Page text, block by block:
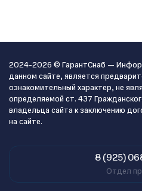
2024-2026 © ГарантСнаб —
данном сайте, является
ознакомительный характер, не
определяемой ст. 437
владельца сайта к заключению
на сайте.
8 (925)
Отдел